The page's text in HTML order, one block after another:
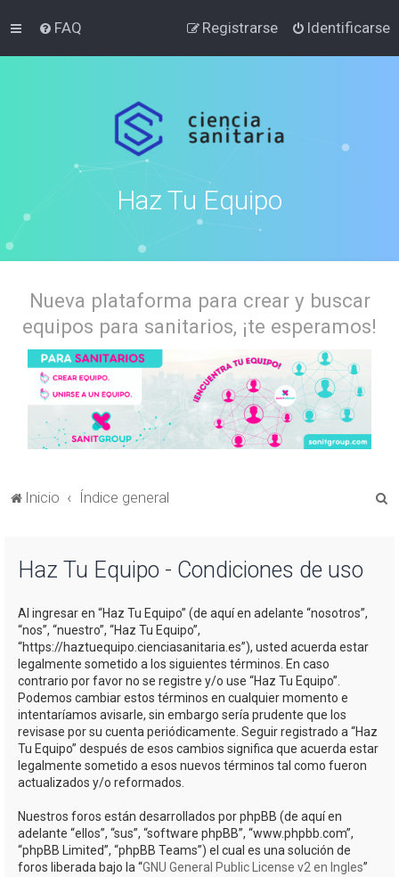
FAQ Identificarse
Registrarse
Haz Tu Equipo
Nueva plataforma para crear y buscar
equipos para sanitarios, ¡te esperamos!
Inicio Índice general
Haz Tu Equipo - Condiciones de uso
Al ingresar en “Haz Tu Equipo” (de aquí en adelante “nosotros”,
“nos”, “nuestro”, “Haz Tu Equipo”,
“https://haztuequipo.cienciasanitaria.es”), usted acuerda estar
legalmente sometido a los siguientes términos. En caso
contrario por favor no se registre y/o use “Haz Tu Equipo”.
Podemos cambiar estos términos en cualquier momento e
intentaríamos avisarle, sin embargo sería prudente que los
revisase por su cuenta periódicamente. Seguir registrado a “Haz
Tu Equipo” después de esos cambios significa que acuerda estar
legalmente sometido a esos nuevos términos tal como fueron
actualizados y/o reformados.
Nuestros foros están desarrollados por phpBB (de aquí en
adelante “ellos”, “sus”, “software phpBB”, “www.phpbb.com”,
“phpBB Limited”, “phpBB Teams”) el cual es una solución de
foros liberada bajo la “GNU General Public License v2 en Ingles”